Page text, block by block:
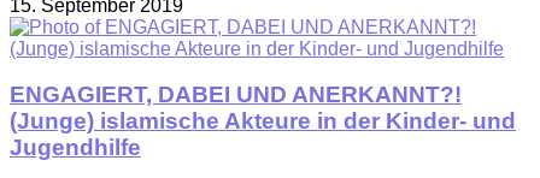
15. September 2019
ENGAGIERT, DABEI UND ANERKANNT?!
(Junge) islamische Akteure in der Kinder- und
Jugendhilfe